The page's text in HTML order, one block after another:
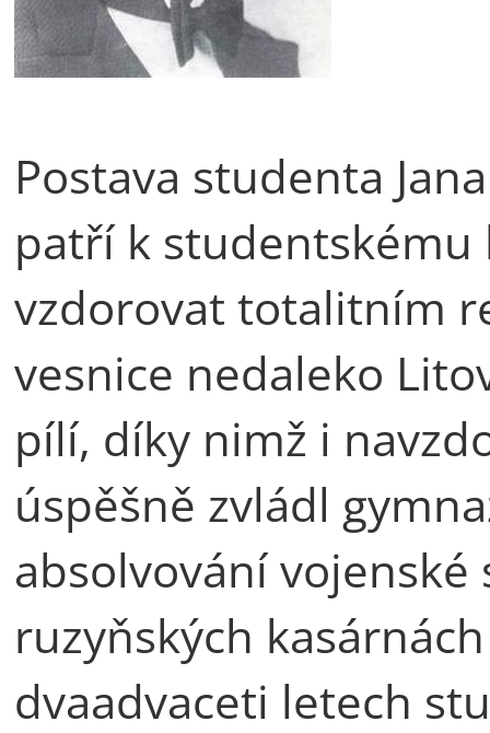
Postava studenta
patří k
vzdorovat totalitním
vesnice nedaleko
pílí, díky nimž i
úspěšně zvládl
absolvování vojenské
ruzyňských
dvaadvaceti letech